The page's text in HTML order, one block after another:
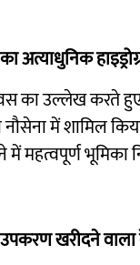
अत्याधुनिक
का उल्लेख करते
में शामिल किया
महत्वपूर्ण भूमिका
उपकरण खरीदने